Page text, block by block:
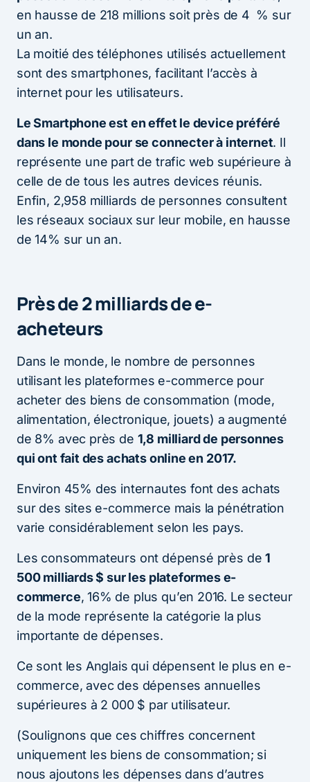
en hausse de 218 millions soit près de 4 % sur
un an.
La moitié des téléphones utilisés actuellement
sont des smartphones, facilitant l’accès à
internet pour les utilisateurs.
Le Smartphone est en effet le device préféré
dans le monde pour se connecter à internet. Il
représente une part de trafic web supérieure à
celle de de tous les autres devices réunis.
Enfin, 2,958 milliards de personnes consultent
les réseaux sociaux sur leur mobile, en hausse
de 14% sur un an.
Près de 2 milliards de e-
acheteurs
Dans le monde, le nombre de personnes
utilisant les plateformes e-commerce pour
acheter des biens de consommation (mode,
alimentation, électronique, jouets) a augmenté
de 8% avec près de 1,8 milliard de personnes
qui ont fait des achats online en 2017.
Environ 45% des internautes font des achats
sur des sites e-commerce mais la pénétration
varie considérablement selon les pays.
Les consommateurs ont dépensé près de1
500 milliards $ sur les plateformes e-
commerce, 16% de plus qu’en 2016. Le secteur
de la mode représente la catégorie la plus
importante de dépenses.
Ce sont les Anglais qui dépensent le plus en e-
commerce, avec des dépenses annuelles
supérieures à 2 000 $ par utilisateur.
(Soulignons que ces chiffres concernent
uniquement les biens de consommation; si
nous ajoutons les dépenses dans d’autres